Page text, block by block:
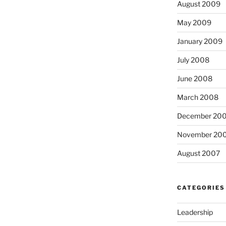
August 2009
May 2009
January 2009
July 2008
June 2008
March 2008
December
November
August 2007
CATEGORIES
Leadership